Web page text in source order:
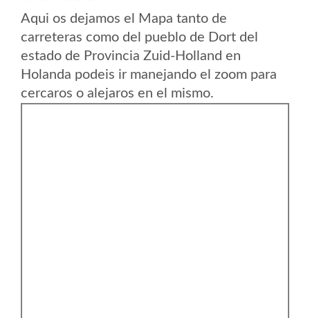
Aqui os dejamos el Mapa tanto de
carreteras como del pueblo de Dort del
estado de Provincia Zuid-Holland en
Holanda podeis ir manejando el zoom para
cercaros o alejaros en el mismo.